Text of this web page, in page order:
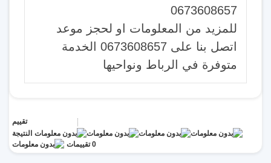
0673608657
للمزيد من المعلومات او لحجز موعد
اتصل بنا على 0673608657 الخدمة
متوفرة في الرباط ونواحيها
تقييم
النتيجة
0 تقييمات